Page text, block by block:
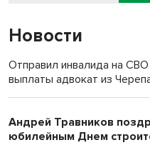
Новости
Отправил инвалида на
выплаты адвокат из
Андрей Травников
юбилейным Днем